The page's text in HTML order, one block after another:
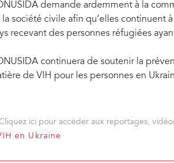
demande ardemment à la
la société civile afin qu’elles continuent
recevant des personnes réfugiées
continuera de soutenir la
de VIH pour les personnes en
ici pour accéder aux reportages,
en Ukraine